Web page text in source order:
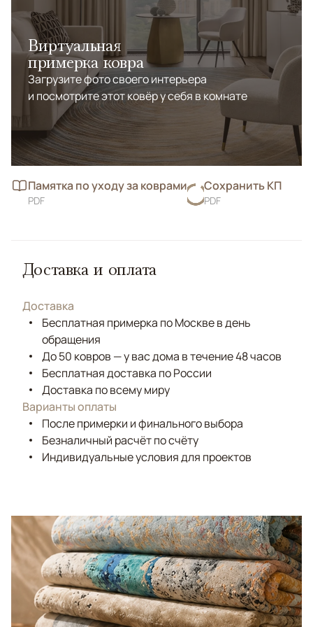
Виртуальная
примерка ковра
Загрузите фото своего интерьера
и посмотрите этот ковёр у себя в комнате
Памятка по уходу за коврами
PDF
Сохранить КП
PDF
Доставка и оплата
Доставка
Бесплатная примерка по Москве в день
обращения
До 50 ковров — у вас дома в течение 48 часов
Бесплатная доставка по России
Доставка по всему миру
Варианты оплаты
После примерки и финального выбора
Безналичный расчёт по счёту
Индивидуальные условия для проектов